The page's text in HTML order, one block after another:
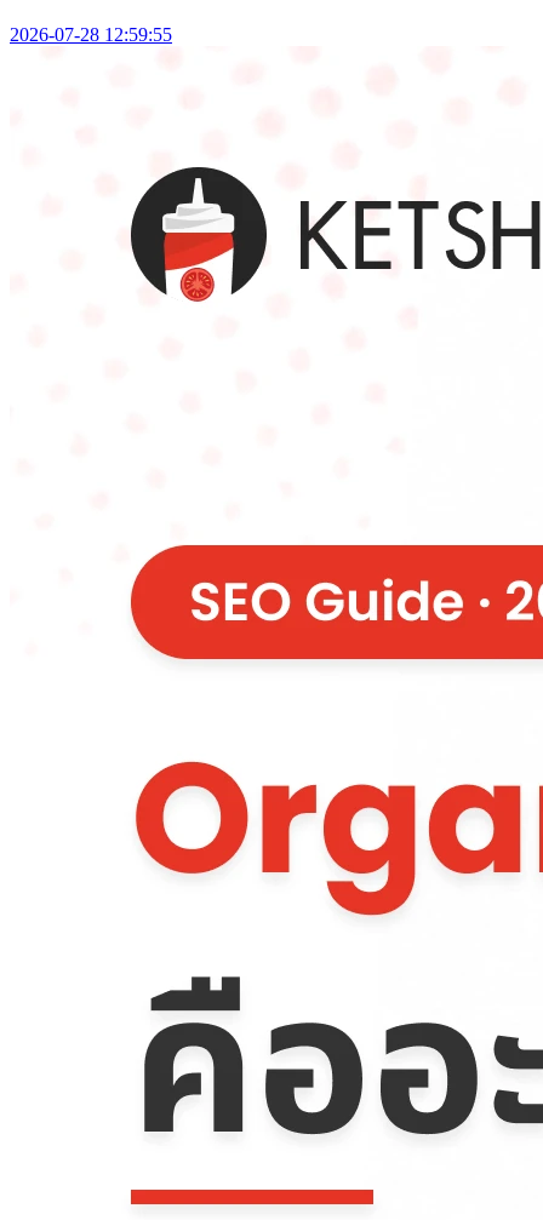
2026-07-28 12:59:55